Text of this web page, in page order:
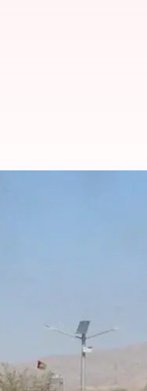
பாகிஸ்தான்-
இந்நிலையில்,